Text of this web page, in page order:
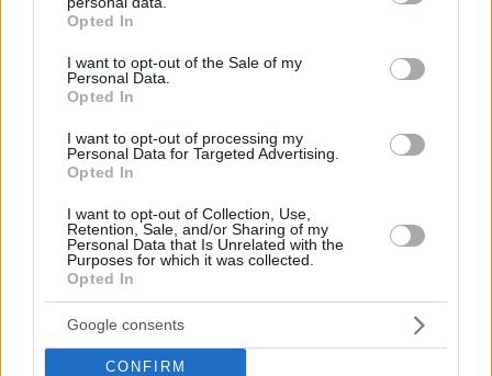
grant or deny consent to Google and its third-party tags to
use your data for below specified purposes in below Google
consent section.
Opted In
I want to opt-out of the Sale of my
Personal Data.
Opted In
I want to opt-out of processing my
Personal Data for Targeted Advertising.
Opted In
I want to opt-out of Collection, Use,
Retention, Sale, and/or Sharing of my
Personal Data that Is Unrelated with the
Purposes for which it was collected.
Opted In
Google consents
CONFIRM
Νέο υπερόπλο στα χέρια του Πούτιν: Δοκιμάστηκε με
επιτυχία ο διηπειρωτικός πύραυλος Sarmat, φέρει
πανίσχυρη πυρηνική κεφαλή, βίντεο
12.05.2026, 19:46